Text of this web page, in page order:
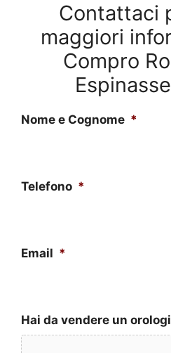
Contattaci
maggiori
Compro
Nome e Cognome *
Telefono *
Email *
Hai da vendere un